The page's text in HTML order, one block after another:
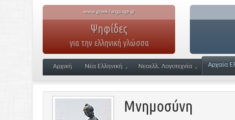
www.greek-language.gr
Ψηφίδες
για την ελληνική γλώσσα
Αρχική Νέα Ελληνική Νεοελλ. Λογοτεχνία Αρχαία
Μνημοσύνη